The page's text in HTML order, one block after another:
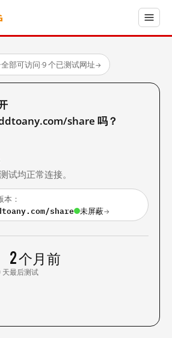
·全部可访问·9 个已测试网址→
share 吗？
试均正常连接。
本：
share 未屏蔽→
天
2 个月前
最后测试